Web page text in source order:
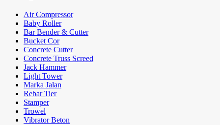
Air Compressor
Baby Roller
Bar Bender & Cutter
Bucket Cor
Concrete Cutter
Concrete Truss Screed
Jack Hammer
Light Tower
Marka Jalan
Rebar Tier
Stamper
Trowel
Vibrator Beton